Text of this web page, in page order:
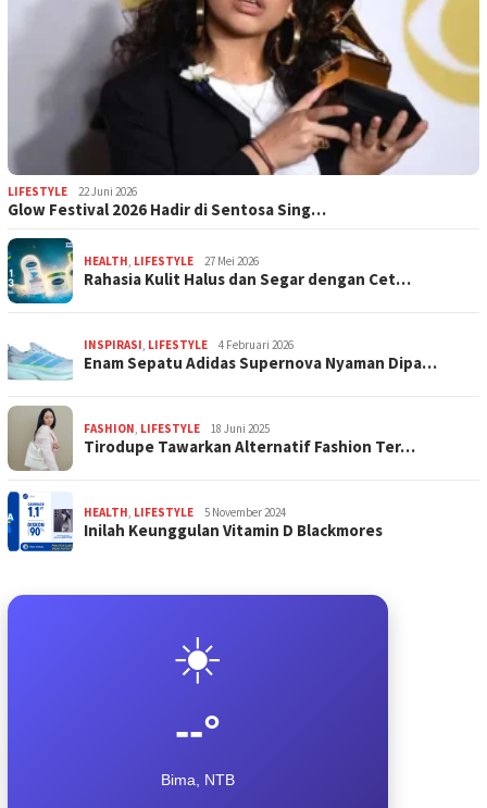
LIFESTYLE 22 Juni 2026
Glow Festival 2026 Hadir di Sentosa Sing…
HEALTH LIFESTYLE 27 Mei 2026
Rahasia Kulit Halus dan Segar dengan Cet…
INSPIRASI LIFESTYLE 4 Februari 2026
Enam Sepatu Adidas Supernova Nyaman Dipa…
FASHION LIFESTYLE 18 Juni 2025
Tirodupe Tawarkan Alternatif Fashion Ter…
HEALTH LIFESTYLE 5 November 2024
Inilah Keunggulan Vitamin D Blackmores
☀️
--°
Bima, NTB